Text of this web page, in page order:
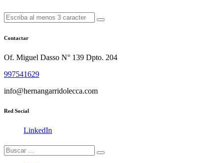
Contactar
Of. Miguel Dasso N° 139 Dpto. 204
997541629
info@hernangarridolecca.com
Red Social
LinkedIn